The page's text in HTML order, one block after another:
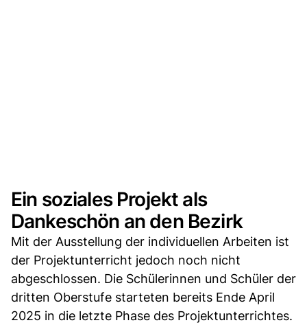
Ein soziales Projekt als
Dankeschön an den Bezirk
Mit der Ausstellung der individuellen Arbeiten ist
der Projektunterricht jedoch noch nicht
abgeschlossen. Die Schülerinnen und Schüler der
dritten Oberstufe starteten bereits Ende April
2025 in die letzte Phase des Projektunterrichtes.